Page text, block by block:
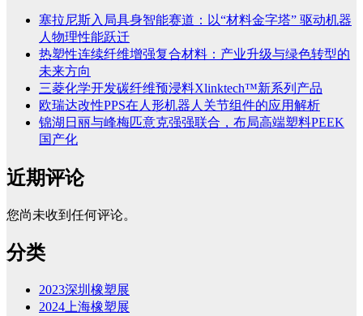
塞拉尼斯入局具身智能赛道：以“材料金字塔” 驱动机器
人物理性能跃迁
热塑性连续纤维增强复合材料：产业升级与绿色转型的
未来方向
三菱化学开发碳纤维预浸料Xlinktech™新系列产品
欧瑞达改性PPS在人形机器人关节组件的应用解析
锦湖日丽与峰梅匹意克强强联合，布局高端塑料PEEK
国产化
近期评论
您尚未收到任何评论。
分类
2023深圳橡塑展
2024上海橡塑展